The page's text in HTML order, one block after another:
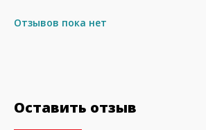
Отзывов пока нет
Оставить отзыв